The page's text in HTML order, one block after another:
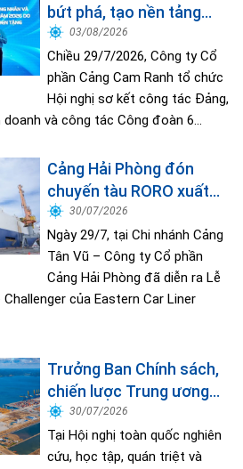
bứt phá, tạo nền tảng
hoàn thành mục tiêu
tăng trưởng năm 2026
03/08/2026
Chiều 29/7/2026, Công ty Cổ
phần Cảng Cam Ranh tổ chức
Hội nghị sơ kết công tác Đảng,
và công tác Công đoàn 6...
Cảng Hải Phòng đón
chuyến tàu RORO xuất
khẩu đầu tiên của
Hyundai Glovis
30/07/2026
Ngày 29/7, tại Chi nhánh Cảng
Tân Vũ – Công ty Cổ phần
Cảng Hải Phòng đã diễn ra Lễ
của Eastern Car Liner
Trưởng Ban Chính sách,
chiến lược Trung ương
Nguyễn Thanh Nghị: Việt
Nam sẽ phát triển các
tập đoàn kinh tế biển quy
30/07/2026
Tại Hội nghị toàn quốc nghiên
cứu, học tập, quán triệt và